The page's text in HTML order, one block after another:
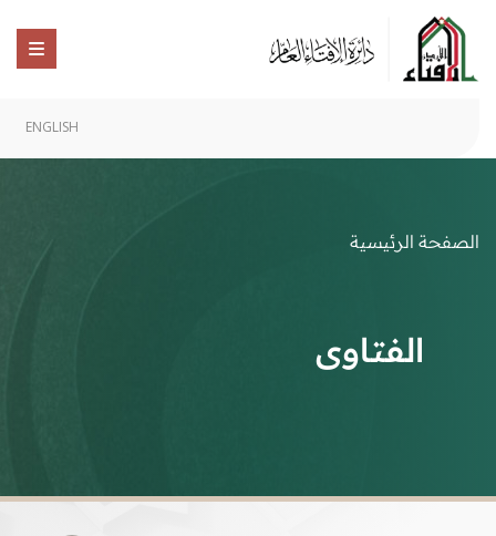
ENGLISH
الصفحة الرئيسية
الفتاوى